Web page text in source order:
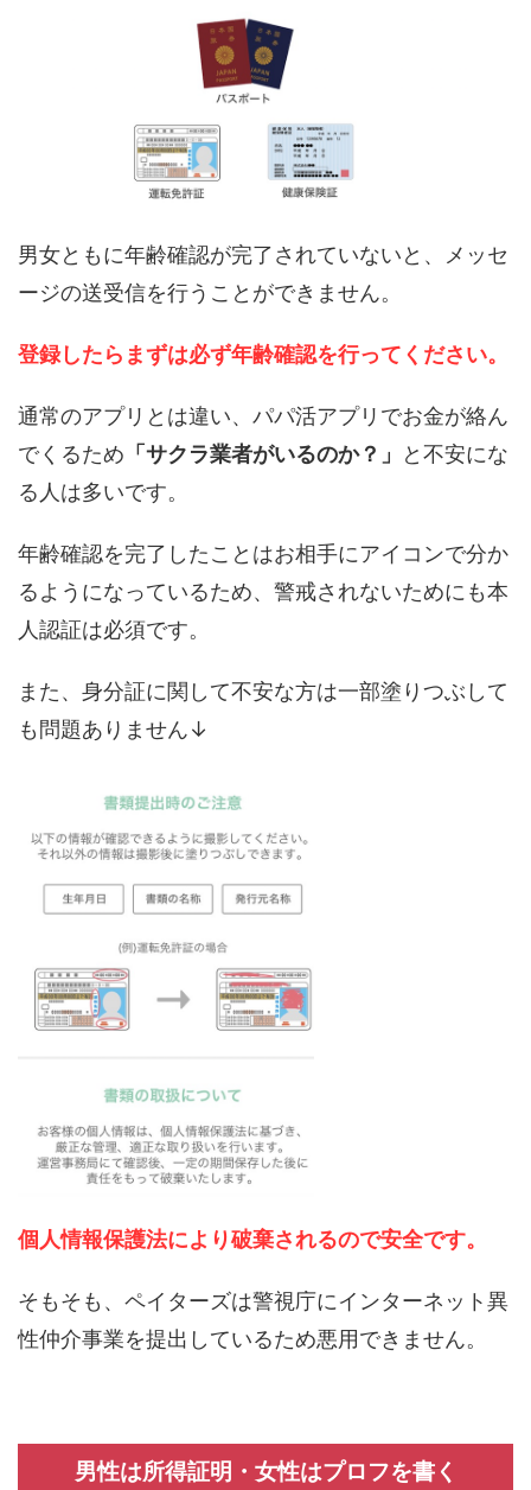
男女ともに年齢確認が完了されていないと、メッセ
ージの送受信を行うことができません。
登録したらまずは必ず年齢確認を行ってください。
通常のアプリとは違い、パパ活アプリでお金が絡ん
でくるため 「サクラ業者がいるのか？」
と不安にな
る人は多いです。
年齢確認を完了したことはお相手にアイコンで分か
るようになっているため、警戒されないためにも本
人認証は必須です。
また、身分証に関して不安な方は一部塗りつぶして
も問題ありません↓
個人情報保護法により破棄されるので安全です。
そもそも、ペイターズは警視庁にインターネット異
性仲介事業を提出しているため悪用できません。
男性は所得証明・女性はプロフを書く